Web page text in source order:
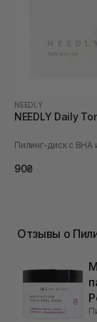
NEEDLY
NEEDLY Daily
90₴
Отзывы о